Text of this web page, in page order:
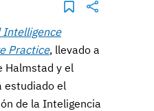
Practice, llevado a
Halmstad y el
estudiado el
de la Inteligencia